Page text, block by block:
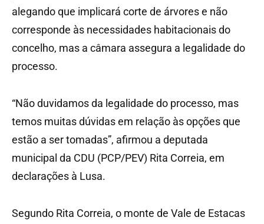
alegando que implicará corte de árvores e não
corresponde às necessidades habitacionais do
concelho, mas a câmara assegura a legalidade do
processo.
“Não duvidamos da legalidade do processo, mas
temos muitas dúvidas em relação às opções que
estão a ser tomadas”, afirmou a deputada
municipal da CDU (PCP/PEV) Rita Correia, em
declarações à Lusa.
Segundo Rita Correia, o monte de Vale de Estacas